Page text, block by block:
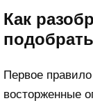
Как
Первое
восторженные